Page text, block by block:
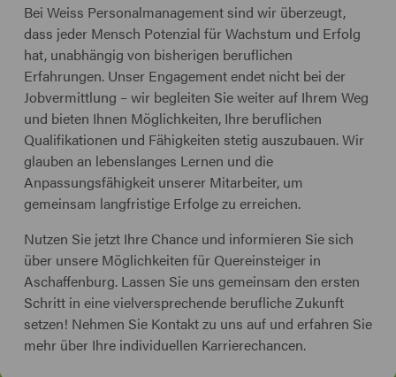
Bei Weiss Personalmanagement sind wir überzeugt,
dass jeder Mensch Potenzial für Wachstum und Erfolg
hat, unabhängig von bisherigen beruflichen
Erfahrungen. Unser Engagement endet nicht bei der
Jobvermittlung – wir begleiten Sie weiter auf Ihrem Weg
und bieten Ihnen Möglichkeiten, Ihre beruflichen
Qualifikationen und Fähigkeiten stetig auszubauen. Wir
glauben an lebenslanges Lernen und die
Anpassungsfähigkeit unserer Mitarbeiter, um
gemeinsam langfristige Erfolge zu erreichen.
Nutzen Sie jetzt Ihre Chance und informieren Sie sich
über unsere Möglichkeiten für Quereinsteiger in
Aschaffenburg. Lassen Sie uns gemeinsam den ersten
Schritt in eine vielversprechende berufliche Zukunft
setzen! Nehmen Sie Kontakt zu uns auf und erfahren Sie
mehr über Ihre individuellen Karrierechancen.